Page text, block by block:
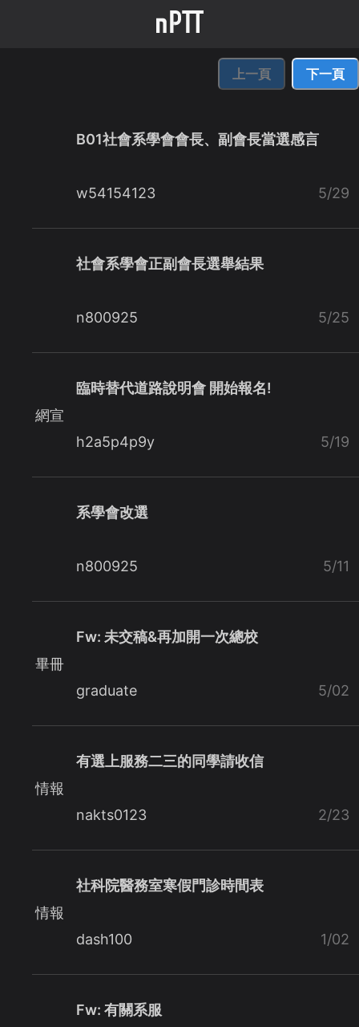
上一頁 下一頁
B01社會系學會會長、副會長當選感言
w54154123 5/29
社會系學會正副會長選舉結果
n800925 5/25
網宣
臨時替代道路說明會 開始報名!
h2a5p4p9y 5/19
系學會改選
n800925 5/11
畢冊
Fw: 未交稿&再加開一次總校
graduate 5/02
情報
有選上服務二三的同學請收信
nakts0123 2/23
情報
社科院醫務室寒假門診時間表
dash100 1/02
Fw: 有關系服